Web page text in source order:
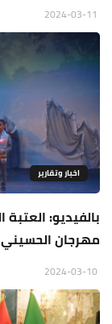
اخبار وتقارير
بالفيديو:
مهرجان